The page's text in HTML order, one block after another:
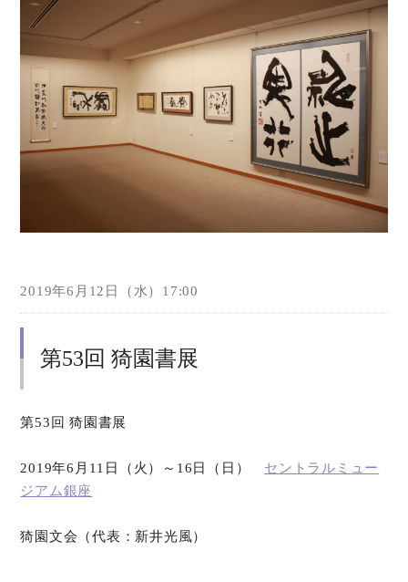
2019年6月12日（水）17:00
第53回 猗園書展
第53回 猗園書展
2019年6月11日（火）～16日（日） セントラルミュー
ジアム銀座
猗園文会（代表：新井光風）